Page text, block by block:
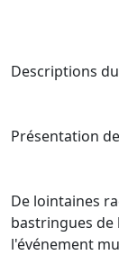
Descriptions
Présentation
De lointaines
bastringues de
l'événement